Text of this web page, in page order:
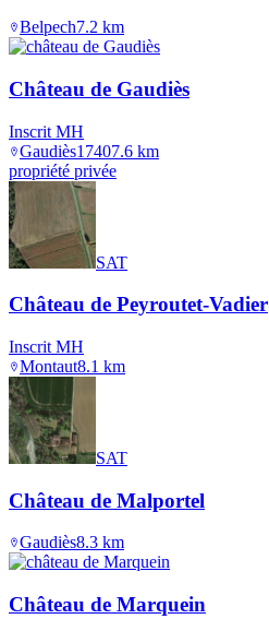
Belpech7.2 km
Château de Gaudiès
Inscrit MH
Gaudiès17407.6 km
propriété privée
SAT
Château de Peyroutet-Vadier
Inscrit MH
Montaut8.1 km
SAT
Château de Malportel
Gaudiès8.3 km
Château de Marquein